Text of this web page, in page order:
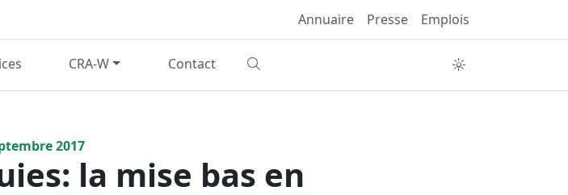
Annuaire Presse Emplois
CRA-W Contact
2017
la mise bas en